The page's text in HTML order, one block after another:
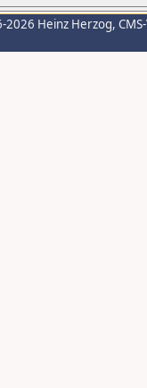
2026 Heinz Herzog,